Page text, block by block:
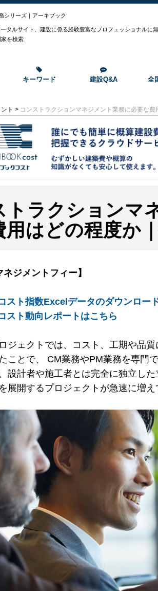
シリーズ｜アーキブック
タルサイト、建設に係る経験豊富なプロフェッショナルに無
を検索
キーワード 建設Q&A 全
ト > コンストラクションマネジメント業務に必要な
トラクションマ
用はどの程度か
ネジメントフィー】
スト指数Excelデータのダウンロー
スト動向レポートはこちら
ジェクトでは、コスト、工期や品
ことで、 CM業務やPM業務を専門
設計者や施工者とは完全に独立し
展開するプロジェクトが急速に増え